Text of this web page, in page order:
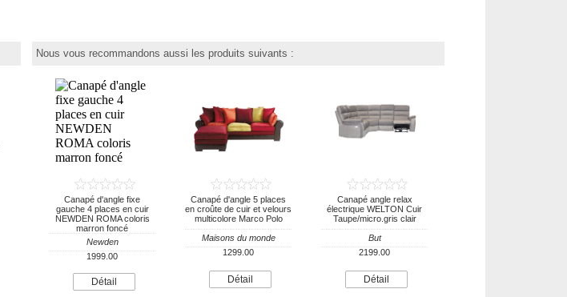
Nous vous recommandons aussi les produits suivants :
Canapé d'angle fixe
gauche 4 places en cuir
NEWDEN ROMA coloris
marron foncé
Newden
1999.00
Détail
Canapé d'angle 5 places
en croûte de cuir et velours
multicolore Marco Polo
Maisons du monde
1299.00
Détail
Canapé angle relax
électrique WELTON Cuir
Taupe/micro.gris clair
But
2199.00
Détail